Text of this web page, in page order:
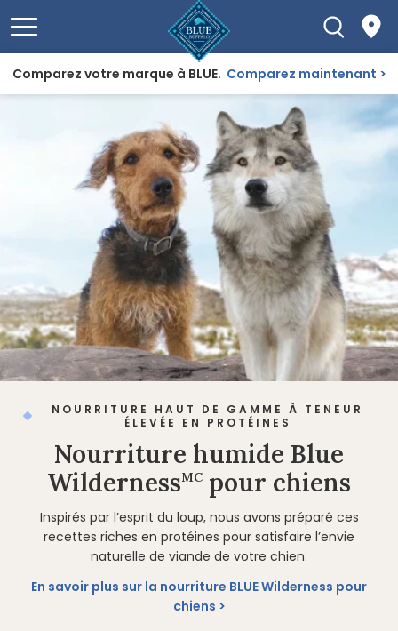
Comparez votre marque à BLUE. Comparez maintenant
NOURRITURE HAUT DE GAMME À TENEUR
ÉLEVÉE EN PROTÉINES
Nourriture humide Blue
WildernessMC pour chiens
Inspirés par l’esprit du loup, nous avons préparé ces
recettes riches en protéines pour satisfaire l’envie
naturelle de viande de votre chien.
En savoir plus sur la nourriture BLUE Wilderness pour
chiens